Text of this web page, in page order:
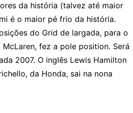
da história (talvez até maior
é o maior pé frio da história.
do Grid de largada, para o
fez a pole position. Será
2007. O inglês Lewis Hamilton
da Honda, sai na nona